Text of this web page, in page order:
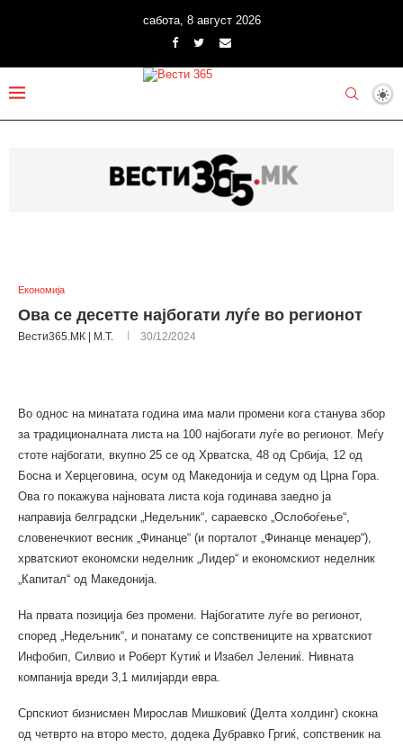
сабота, 8 август 2026
Економија
Ова се десетте најбогати луѓе во регионот
Вести365.МК | М.Т. 30/12/2024
Во однос на минатата година има мали промени кога станува збор
за традиционалната листа на 100 најбогати луѓе во регионот. Mеѓу
стоте најбогати, вкупно 25 се од Хрватска, 48 од Србија, 12 од
Босна и Херцеговина, осум од Македонија и седум од Црна Гора.
Ова го покажува најновата листа која годинава заедно ја
направија белградски „Недељник“, сараевско „Ослобоѓење“,
словенечкиот весник „Финанце“ (и порталот „Финанце менаџер“),
хрватскиот економски неделник „Лидер“ и економскиот неделник
„Капитал“ од Македонија.
На првата позиција без промени. Најбогатите луѓе во регионот,
според „Недељник“, и понатаму се сопствениците на хрватскиот
Инфобип, Силвио и Роберт Кутиќ и Изабел Јелениќ. Нивната
компанија вреди 3,1 милијарди евра.
Српскиот бизнисмен Мирослав Мишковиќ (Делта холдинг) скокна
од четврто на второ место, додека Дубравко Гргиќ, сопственик на